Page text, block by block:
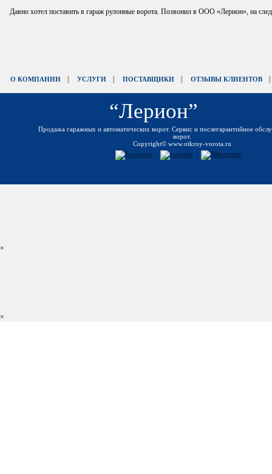
Давно хотел поставить в гараж рулонные ворота. Позвонил в ООО «Лерион», на
О КОМПАНИИ УСЛУГИ ПОСТАВЩИКИ ОТЗЫВЫ КЛИЕНТОВ
“Лерион”
Продажа гаражных и автоматических ворот. Сервис и послегарантийное
ворот.
Copyright© www.otkroy-vorota.ru
×
×